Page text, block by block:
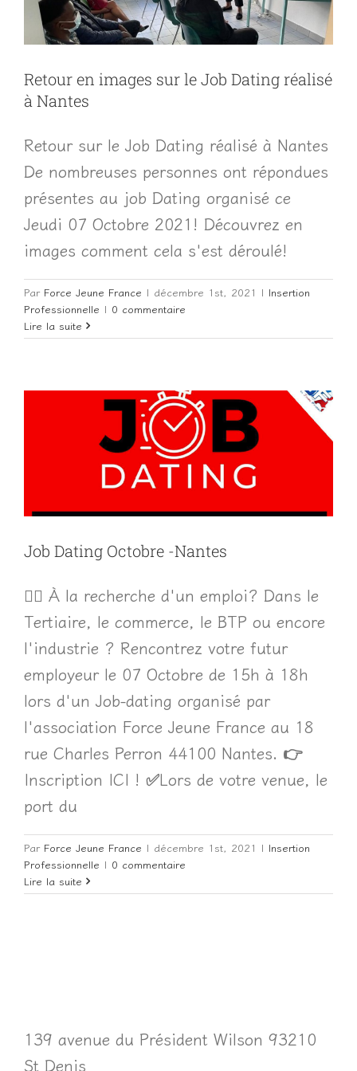
Retour en images sur le Job Dating réalisé
à Nantes
Retour sur le Job Dating réalisé à Nantes
De nombreuses personnes ont répondues
présentes au job Dating organisé ce
Jeudi 07 Octobre 2021! Découvrez en
images comment cela s'est déroulé!
Par Force Jeune France | décembre 1st, 2021 | Insertion
Professionnelle | 0 commentaire
Lire la suite
Job Dating Octobre -Nantes
Job Dating Octobre -Nantes
🙋‍♀️ À la recherche d'un emploi? Dans le
Tertiaire, le commerce, le BTP ou encore
l'industrie ? Rencontrez votre futur
employeur le 07 Octobre de 15h à 18h
lors d'un Job-dating organisé par
l'association Force Jeune France au 18
rue Charles Perron 44100 Nantes. 👉
Inscription ICI ! ✅Lors de votre venue, le
port du
Par Force Jeune France | décembre 1st, 2021 | Insertion
Professionnelle | 0 commentaire
Lire la suite
139 avenue du Président Wilson 93210
St Denis